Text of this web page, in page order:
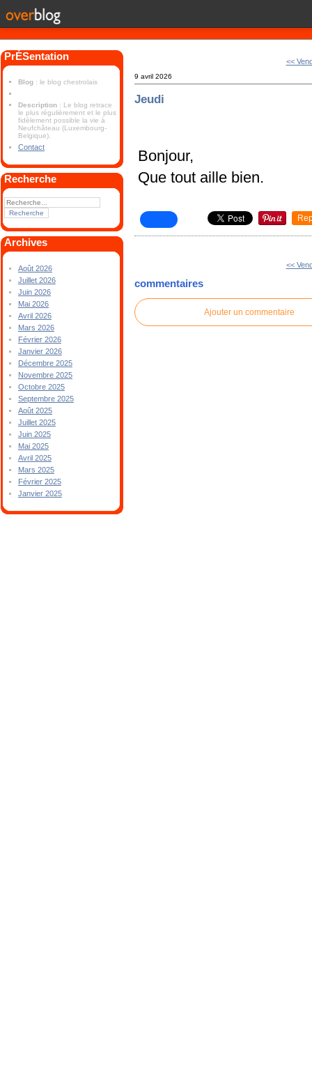
PrÉSentation
Blog : le blog chestrolais
Description : Le blog retrace
le plus régulièrement et le plus
fidèlement possible la vie à
Neufchâteau (Luxembourg-
Belgique).
Contact
Recherche
Archives
Août 2026
Juillet 2026
Juin 2026
Mai 2026
Avril 2026
Mars 2026
Février 2026
Janvier 2026
Décembre 2025
Novembre 2025
Octobre 2025
Septembre 2025
Août 2025
Juillet 2025
Juin 2025
Mai 2025
Avril 2025
Mars 2025
Février 2025
Janvier 2025
<<
9 avril 2026
Jeudi
Bonjour,
Que tout aille bien.
<<
commentaires
Ajouter un commentaire